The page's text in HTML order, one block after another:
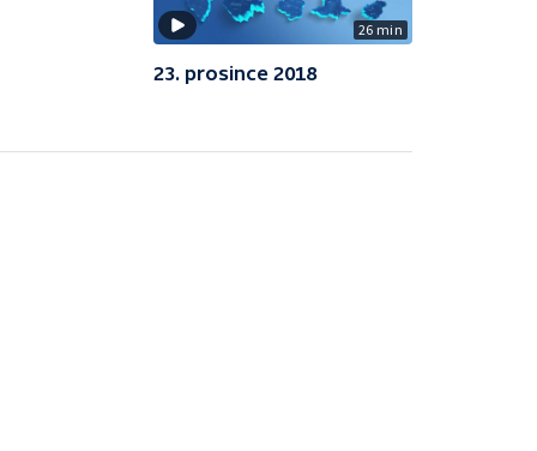
26 min
23. prosince 2018